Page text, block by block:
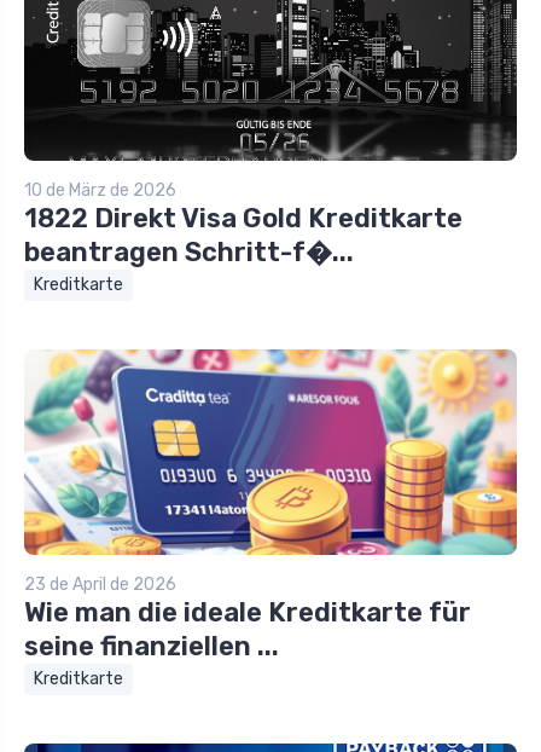
10 de März de 2026
1822 Direkt Visa Gold Kreditkarte
beantragen Schritt-f�...
Kreditkarte
23 de April de 2026
Wie man die ideale Kreditkarte für
seine finanziellen ...
Kreditkarte